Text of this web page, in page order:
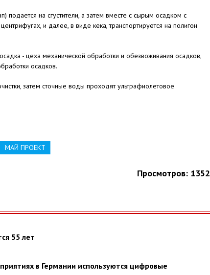
подается на сгустители, а затем вместе с сырым осадком с
и далее, в виде кека, транспортируется на полигон
- цеха механической обработки и обезвоживания осадков,
осадков.
затем сточные воды проходят ультрафиолетовое
МАЙ ПРОЕКТ
Просмотров: 1352
55 лет
в Германии используются цифровые